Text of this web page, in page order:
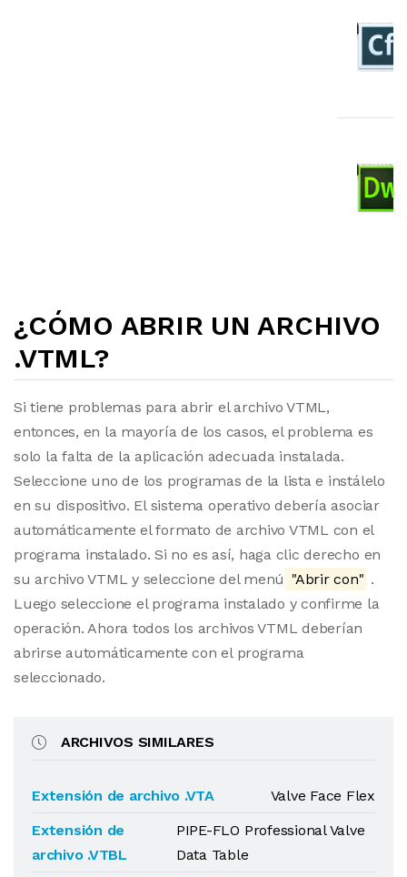
¿CÓMO ABRIR UN ARCHIVO
.VTML?
Si tiene problemas para abrir el archivo VTML,
entonces, en la mayoría de los casos, el problema es
solo la falta de la aplicación adecuada instalada.
Seleccione uno de los programas de la lista e instálelo
en su dispositivo. El sistema operativo debería asociar
automáticamente el formato de archivo VTML con el
programa instalado. Si no es así, haga clic derecho en
su archivo VTML y seleccione del menú "Abrir con" .
Luego seleccione el programa instalado y confirme la
operación. Ahora todos los archivos VTML deberían
abrirse automáticamente con el programa
seleccionado.
ARCHIVOS SIMILARES
Extensión de archivo .VTA
Valve Face Flex
Extensión de
archivo .VTBL
PIPE-FLO Professional Valve
Data Table